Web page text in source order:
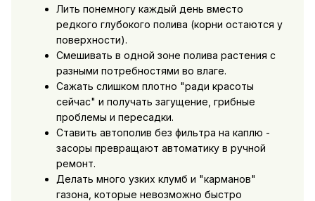
Лить понемногу каждый день вместо
редкого глубокого полива (корни остаются у
поверхности).
Смешивать в одной зоне полива растения с
разными потребностями во влаге.
Сажать слишком плотно "ради красоты
сейчас" и получать загущение, грибные
проблемы и пересадки.
Ставить автополив без фильтра на каплю -
засоры превращают автоматику в ручной
ремонт.
Делать много узких клумб и "карманов"
газона, которые невозможно быстро